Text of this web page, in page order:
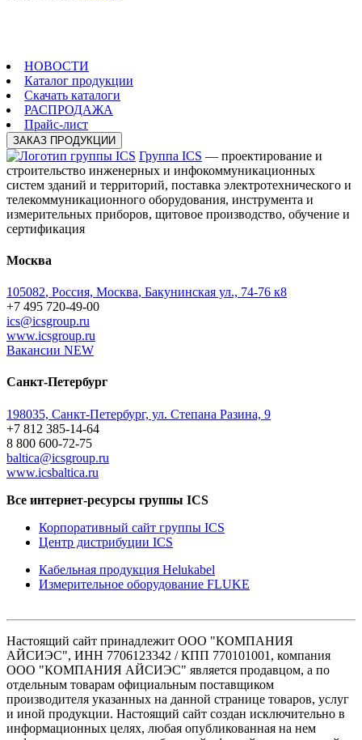
НОВОСТИ
Каталог продукции
Скачать каталоги
РАСПРОДАЖА
Прайс-лист
ЗАКАЗ ПРОДУКЦИИ
Группа ICS — проектирование и
строительство инженерных и инфокоммуникационных
систем зданий и территорий, поставка электротехнического и
телекоммуникационного оборудования, инструмента и
измерительных приборов, щитовое производство, обучение и
сертификация
Москва
105082, Россия, Москва, Бакунинская ул., 74-76 к8
+7 495 720-49-00
ics@icsgroup.ru
www.icsgroup.ru
Вакансии NEW
Санкт-Петербург
198035, Санкт-Петербург, ул. Степана Разина, 9
+7 812 385-14-64
8 800 600-72-75
baltica@icsgroup.ru
www.icsbaltica.ru
Все интернет-ресурсы группы ICS
Корпоративный сайт группы ICS
Центр дистрибуции ICS
Кабельная продукция Helukabel
Измерительное оборудование FLUKE
Настоящий сайт принадлежит ООО "КОМПАНИЯ
АЙСИЭС", ИНН 7706123342 / КПП 770101001, компания
ООО "КОМПАНИЯ АЙСИЭС" является продавцом, а по
отдельным товарам официальным поставщиком
производителя указанных на данной странице товаров, услуг
и иной продукции. Настоящий сайт создан исключительно в
информационных целях, любая опубликованная на нем